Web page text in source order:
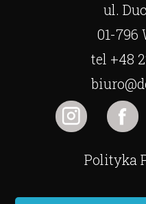
ul.
01-796
tel +48
Polityka